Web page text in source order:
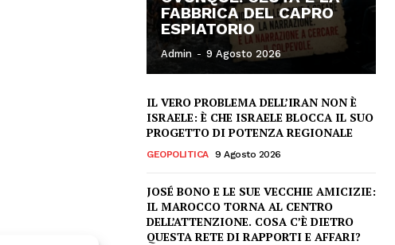
FABBRICA DEL CAPRO
ESPIATORIO
Admin - 9 Agosto 2026
IL VERO PROBLEMA DELL’IRAN NON È
ISRAELE: È CHE ISRAELE BLOCCA IL SUO
PROGETTO DI POTENZA REGIONALE
GEOPOLITICA 9 Agosto 2026
JOSÉ BONO E LE SUE VECCHIE AMICIZIE:
IL MAROCCO TORNA AL CENTRO
DELL’ATTENZIONE. COSA C’È DIETRO
QUESTA RETE DI RAPPORTI E AFFARI?